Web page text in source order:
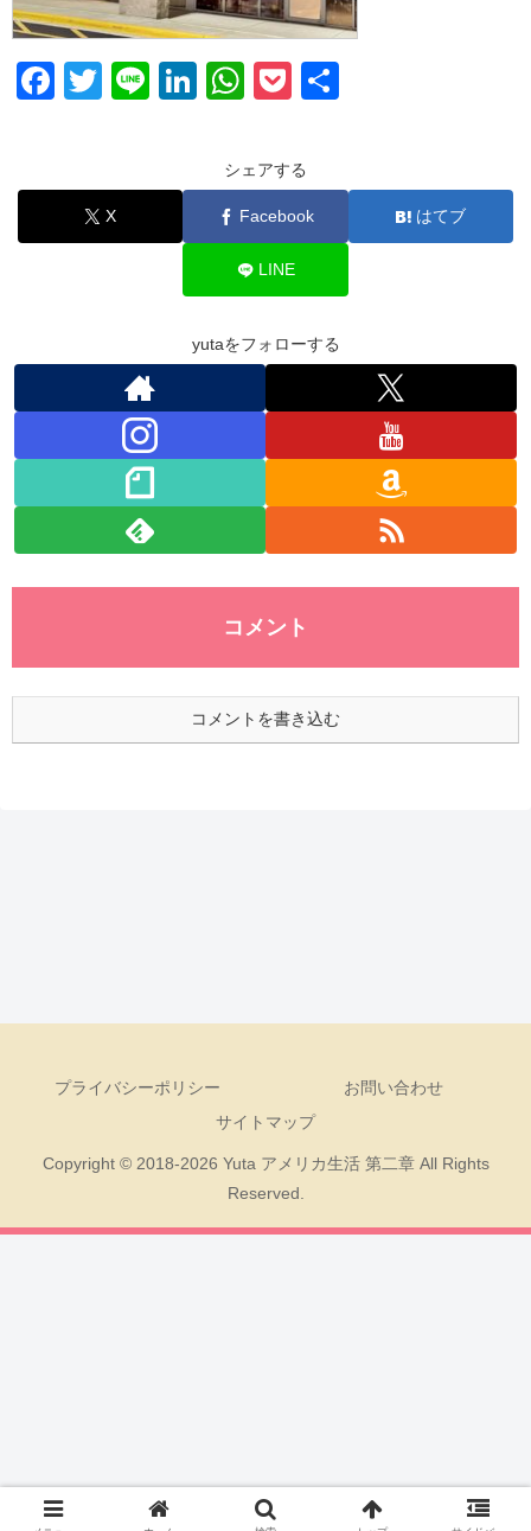
F
e
b
T
er
Li
Li
e
dI
W
at
s
A
p
p
P
ck
et
シェアする
X Facebook はてブ
LINE
yutaをフォローする
コメント
コメントを書き込む
プライバシーポリシー
お問い合わせ
サイトマップ
Copyright © 2018-2026 Yuta アメリカ生活 第二章 All Rights
Reserved.